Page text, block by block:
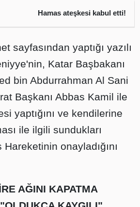
Hamas ateşkesi kabul etti!
sayfasından yaptığı yazılı
Katar Başbakanı
bin Abdurrahman Al Sani
Başkanı Abbas Kamil ile
yaptığını ve kendilerine
ile ilgili sundukları
onayladığını
AĞINI KAPATMA